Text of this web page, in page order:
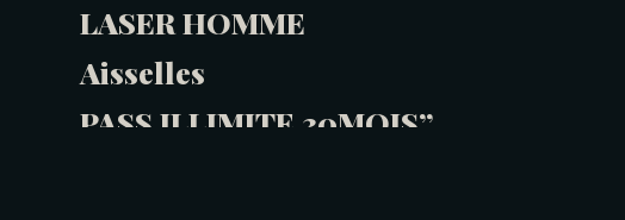
LASER HOMME
Aisselles
PASS ILLIMITE 30MOIS”